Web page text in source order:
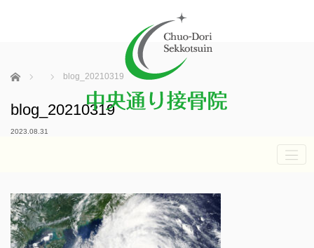
ホーム blog_20210319
blog_20210319
2023.08.31